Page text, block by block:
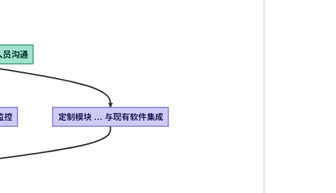
沟通
控 定制模块 ... 与现有软件集成